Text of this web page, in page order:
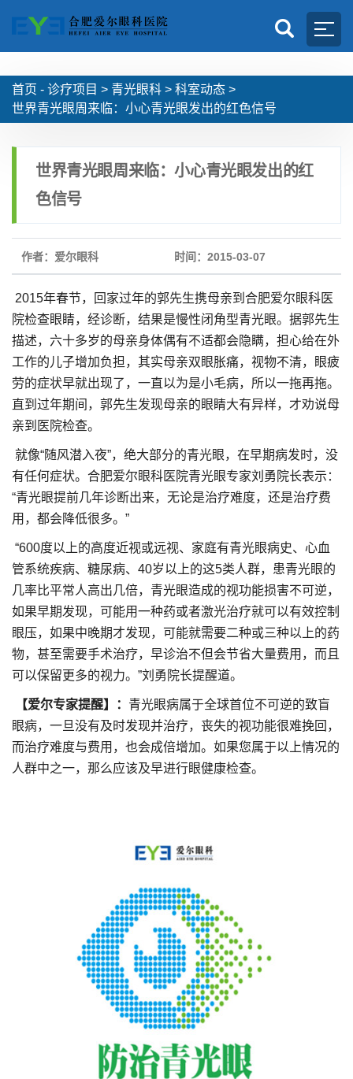
首页 - 诊疗项目 > 青光眼科 > 科室动态 >
世界青光眼周来临：小心青光眼发出的红色信号
世界青光眼周来临：小心青光眼发出的红
色信号
作者：爱尔眼科 时间：2015-03-07
2015年春节，回家过年的郭先生携母亲到合肥爱尔眼科医
院检查眼睛，经诊断，结果是慢性闭角型青光眼。据郭先生
描述，六十多岁的母亲身体偶有不适都会隐瞒，担心给在外
工作的儿子增加负担，其实母亲双眼胀痛，视物不清，眼疲
劳的症状早就出现了，一直以为是小毛病，所以一拖再拖。
直到过年期间，郭先生发现母亲的眼睛大有异样，才劝说母
亲到医院检查。
就像“随风潜入夜”，绝大部分的青光眼，在早期病发时，没
有任何症状。合肥爱尔眼科医院青光眼专家刘勇院长表示：
“青光眼提前几年诊断出来，无论是治疗难度，还是治疗费
用，都会降低很多。”
“600度以上的高度近视或远视、家庭有青光眼病史、心血
管系统疾病、糖尿病、40岁以上的这5类人群，患青光眼的
几率比平常人高出几倍，青光眼造成的视功能损害不可逆，
如果早期发现，可能用一种药或者激光治疗就可以有效控制
眼压，如果中晚期才发现，可能就需要二种或三种以上的药
物，甚至需要手术治疗，早诊治不但会节省大量费用，而且
可以保留更多的视力。”刘勇院长提醒道。
【爱尔专家提醒】： 青光眼病属于全球首位不可逆的致盲
眼病，一旦没有及时发现并治疗，丧失的视功能很难挽回，
而治疗难度与费用，也会成倍增加。如果您属于以上情况的
人群中之一，那么应该及早进行眼健康检查。